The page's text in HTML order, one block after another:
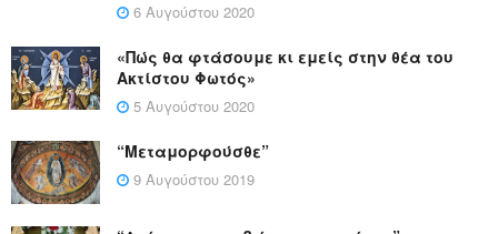
6 Αυγούστου 2020
«Πώς θα φτάσουμε κι εμείς στην θέα του
Ακτίστου Φωτός»
5 Αυγούστου 2020
“Μεταμορφούσθε”
9 Αυγούστου 2019